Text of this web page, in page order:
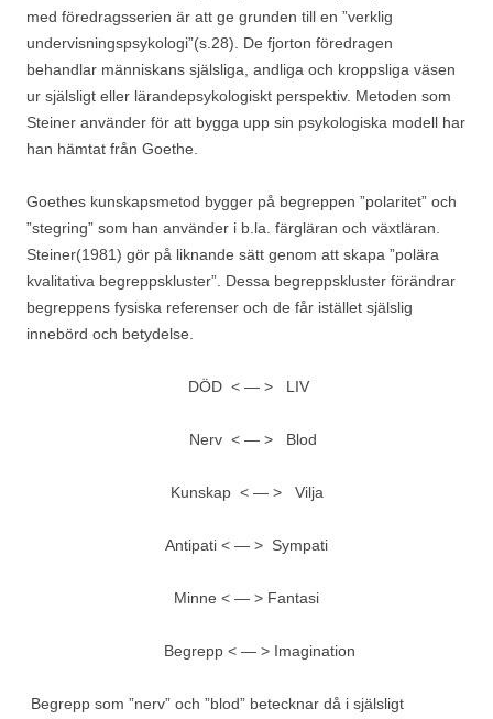
med föredragsserien är att ge grunden till en ”verklig
undervisningspsykologi”(s.28). De fjorton föredragen
behandlar människans själsliga, andliga och kroppsliga väsen
ur själsligt eller lärandepsykologiskt perspektiv. Metoden som
Steiner använder för att bygga upp sin psykologiska modell har
han hämtat från Goethe.
Goethes kunskapsmetod bygger på begreppen ”polaritet” och
”stegring” som han använder i b.la. färgläran och växtläran.
Steiner(1981) gör på liknande sätt genom att skapa ”polära
kvalitativa begreppskluster”. Dessa begreppskluster förändrar
begreppens fysiska referenser och de får istället själslig
innebörd och betydelse.
DÖD < — > LIV
Nerv < — > Blod
Kunskap < — > Vilja
Antipati < — > Sympati
Minne < — > Fantasi
Begrepp < — > Imagination
Begrepp som ”nerv” och ”blod” betecknar då i själsligt